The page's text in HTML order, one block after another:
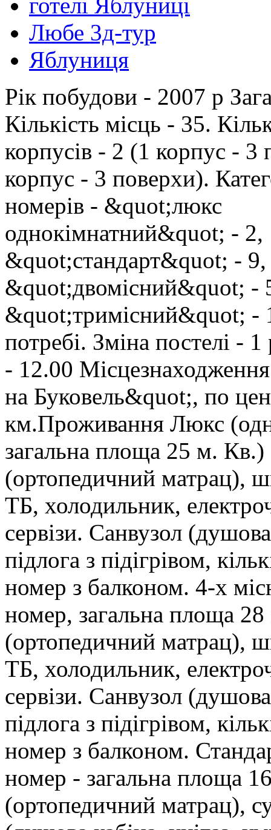
Любе 3д-тур
Яблуниця
Рік побудови - 2007 р
Кількість місць - 35.
корпусів - 2 (1 корпус - 3
корпус - 3 поверхи).
номерів - &quot;люкс
однокімнатний&quot; - 2,
&quot;стандарт&quot; - 9,
&quot;двомісний&quot; -
&quot;тримісний&quot; -
потребі. Зміна постелі -
- 12.00
на Буковель&quot;, по
км.Проживання Люкс
загальна площа 25 м.
(ортопедичний матрац),
ТБ, холодильник,
сервізи. Санвузол
підлога з підігрівом,
номер з балконом. 4-х
номер, загальна площа
(ортопедичний матрац),
ТБ, холодильник,
сервізи. Санвузол
підлога з підігрівом,
номер з балконом.
номер - загальна площа
(ортопедичний матрац),